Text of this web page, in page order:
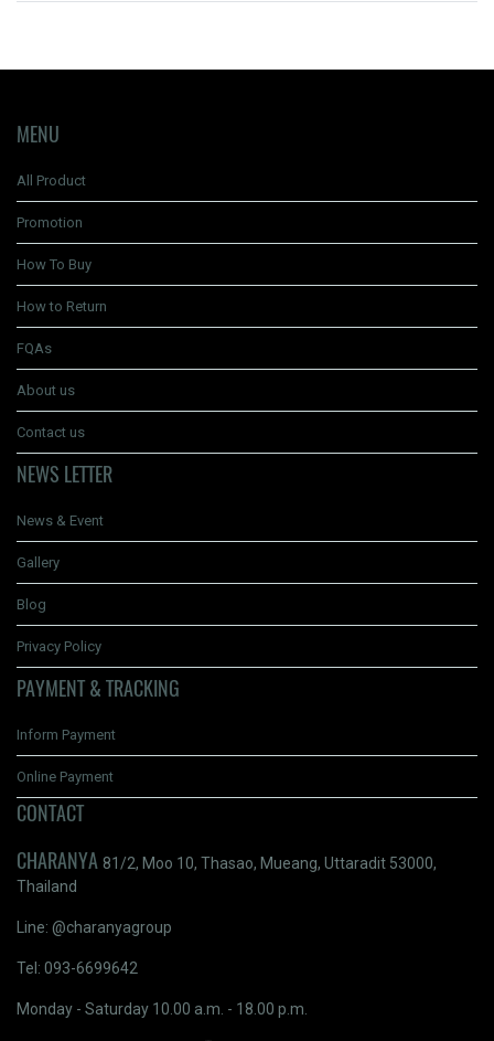
MENU
All Product
Promotion
How To Buy
How to Return
FQAs
About us
Contact us
NEWS LETTER
News & Event
Gallery
Blog
Privacy Policy
PAYMENT & TRACKING
Inform Payment
Online Payment
CONTACT
CHARANYA 81/2, Moo 10, Thasao, Mueang, Uttaradit 53000,
Thailand
Line: @charanyagroup
Tel: 093-6699642
Monday - Saturday 10.00 a.m. - 18.00 p.m.